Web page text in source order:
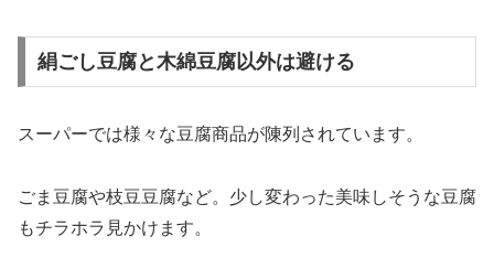
絹ごし豆腐と木綿豆腐以外は避ける
スーパーでは様々な豆腐商品が陳列されています。
ごま豆腐や枝豆豆腐など。少し変わった美味しそうな豆腐
もチラホラ見かけます。